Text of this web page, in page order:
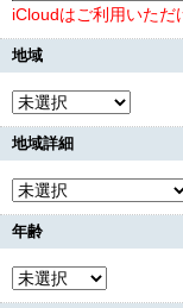
iCloudはご利用いただ
地域
地域詳細
年齢